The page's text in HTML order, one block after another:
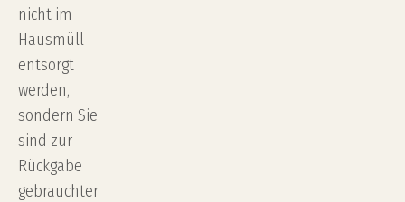
nicht im
Hausmüll
entsorgt
werden,
sondern Sie
sind zur
Rückgabe
gebrauchter